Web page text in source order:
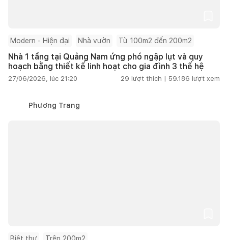
Modern - Hiện đại Nhà vườn Từ 100m2 đến 200m2
Nhà 1 tầng tại Quảng Nam ứng phó ngập lụt và quy
hoạch bằng thiết kế linh hoạt cho gia đình 3 thế hệ
27/06/2026, lúc 21:20 29 lượt thích | 59.186 lượt xem
Phương Trang